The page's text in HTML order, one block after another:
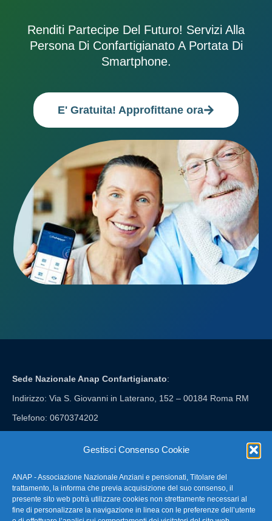
Gestisci Consenso Cookie
ANAP - Associazione Nazionale Anziani e pensionati, Titolare del
trattamento, la informa che previa acquisizione del suo consenso, il
presente sito web potrà utilizzare cookies non strettamente necessari al
fine di personalizzare la navigazione in linea con le preferenze dell’utente
Renditi Partecipe Del Futuro! Servizi Alla
Persona Di Confartigianato A Portata Di
Smartphone.
E' Gratuita! Approfittane ora
Sede Nazionale Anap Confartigianato:
Indirizzo: Via S. Giovanni in Laterano, 152 – 00184 Roma RM
Telefono: 0670374202
FAQ – Domande Frequenti
La nostra Newsletter